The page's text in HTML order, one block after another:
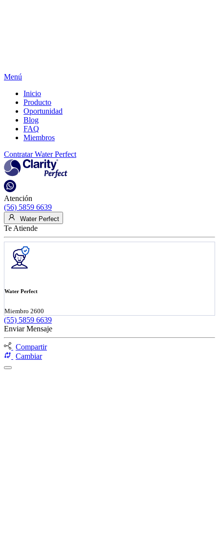
Menú
Inicio
Producto
Oportunidad
Blog
FAQ
Miembros
Contratar Water Perfect
Atención
(56) 5859 6639
Water Perfect
Te Atiende
Water Perfect
Miembro 2600
(55) 5859 6639
Enviar Mensaje
Compartir
Cambiar